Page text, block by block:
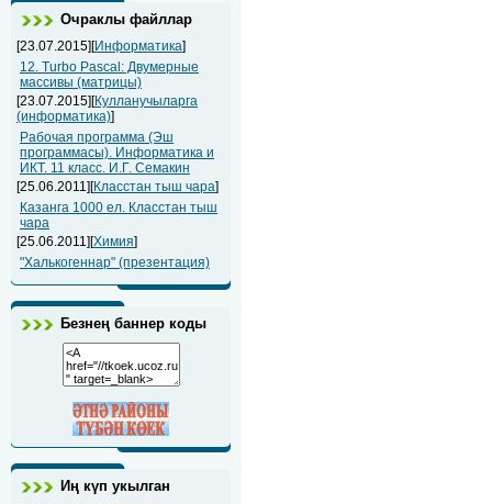
Очраклы файллар
[23.07.2015][Информатика]
12. Turbo Pascal: Двумерные
массивы (матрицы)
[23.07.2015][Кулланучыларга
(информатика)]
Рабочая программа (Эш
программасы). Информатика и
ИКТ. 11 класс. И.Г. Семакин
[25.06.2011][Класстан тыш чара]
Казанга 1000 ел. Класстан тыш
чара
[25.06.2011][Химия]
"Халькогеннар" (презентация)
Безнең баннер коды
Иң күп укылган